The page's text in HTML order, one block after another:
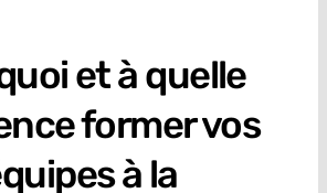
Guides
et à quelle
former vos
à la